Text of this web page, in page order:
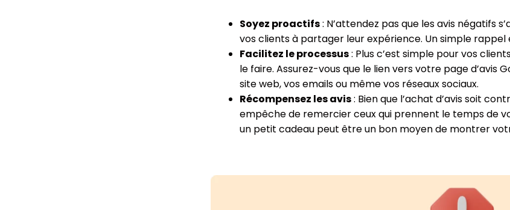
Soyez proactifs: N’attendez pas que les avis négatifs
vos clients à partager leur expérience. Un simple rappel
Facilitez le processus: Plus c’est simple pour vos
le faire. Assurez-vous que le lien vers votre page d’avis
site web, vos emails ou même vos réseaux sociaux.
Récompensez les avis: Bien que l’achat d’avis soit
empêche de remercier ceux qui prennent le temps de
un petit cadeau peut être un bon moyen de montrer